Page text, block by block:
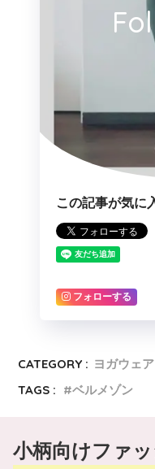
この記事が気に
フォローする
CATEGORY : ヨガウェア
TAGS :
ベルメゾン
小柄向けファ